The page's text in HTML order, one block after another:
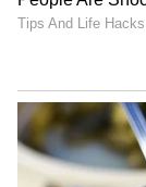
ಲಂಚ ನೀಡಲು
ಘಟನೆ ಈಗ
ಮಾತ್ರವಲ್ಲ,
ಅಂತಹವರಿಗೆ